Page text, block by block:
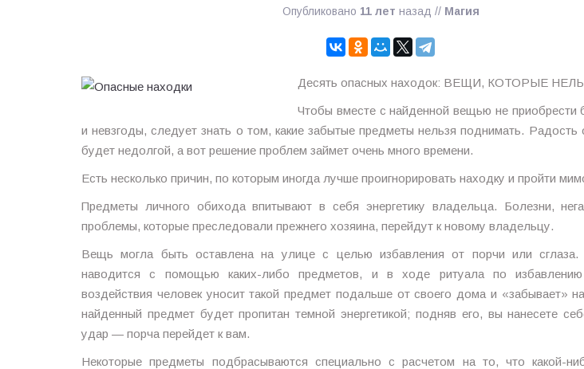
Опубликовано 11 лет назад // Магия
Десять опасных находок: ВЕЩИ, КОТОРЫЕ
Чтобы вместе с найденной вещью не приобрести
и невзгоды, следует знать о том, какие забытые предметы нельзя поднимать. Радость
будет недолгой, а вот решение проблем займет очень много времени.
Есть несколько причин, по которым иногда лучше проигнорировать находку и пройти
Предметы личного обихода впитывают в себя энергетику владельца. Болезни,
проблемы, которые преследовали прежнего хозяина, перейдут к новому владельцу.
Вещь могла быть оставлена на улице с целью избавления от порчи или сглаза.
наводится с помощью каких-либо предметов, и в ходе ритуала по избавлению
воздействия человек уносит такой предмет подальше от своего дома и «забывает»
найденный предмет будет пропитан темной энергетикой; подняв его, вы нанесете
удар — порча перейдет к вам.
Некоторые предметы подбрасываются специально с расчетом на то, что какой-